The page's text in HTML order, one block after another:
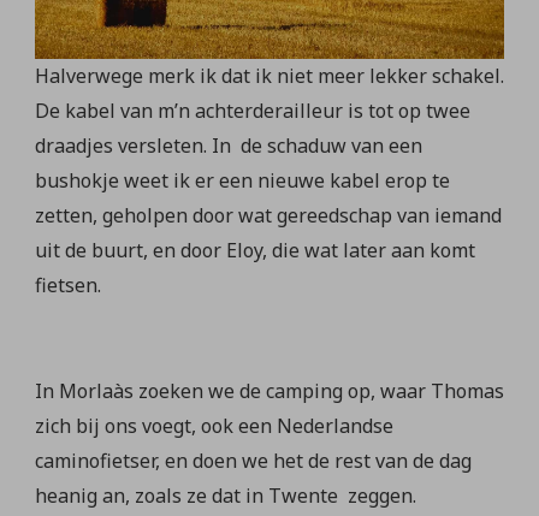
Halverwege merk ik dat ik niet meer lekker schakel.
De kabel van m’n achterderailleur is tot op twee
draadjes versleten. In de schaduw van een
bushokje weet ik er een nieuwe kabel erop te
zetten, geholpen door wat gereedschap van iemand
uit de buurt, en door Eloy, die wat later aan komt
fietsen.
In Morlaàs zoeken we de camping op, waar Thomas
zich bij ons voegt, ook een Nederlandse
caminofietser, en doen we het de rest van de dag
heanig an, zoals ze dat in Twente zeggen.